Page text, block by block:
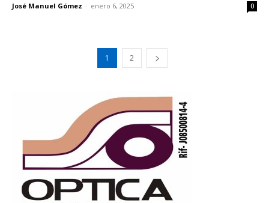
José Manuel Gómez - enero 6, 2025 0
1 2